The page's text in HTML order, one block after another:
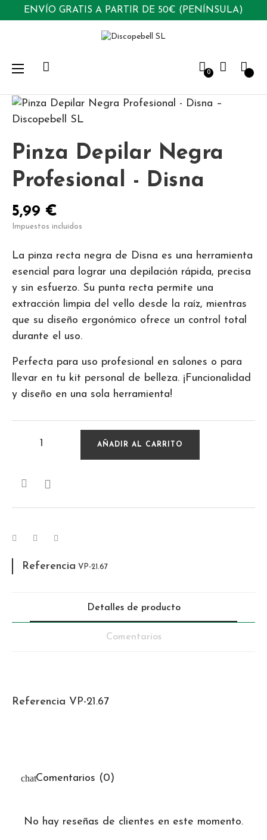
ENVÍO GRATIS A PARTIR DE 50€ (PENÍNSULA)
0
Navegación
palanca
☰
Pinza Depilar Negra
Profesional - Disna
5,99 €
Impuestos incluidos
La pinza recta negra de Disna es una herramienta
esencial para lograr una depilación rápida, precisa
y sin esfuerzo. Su punta recta permite una
extracción limpia del vello desde la raíz, mientras
que su diseño ergonómico ofrece un control total
durante el uso.
Perfecta para uso profesional en salones o para
llevar en tu kit personal de belleza. ¡Funcionalidad
y diseño en una sola herramienta!
AÑADIR AL CARRITO

Referencia VP-21.67
Detalles de producto
Comentarios
Referencia VP-21.67
Comentarios (0)
No hay reseñas de clientes en este momento.